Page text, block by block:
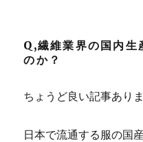
Q,繊維業界の国内生
のか？
ちょうど良い記事あり
日本で流通する服の国